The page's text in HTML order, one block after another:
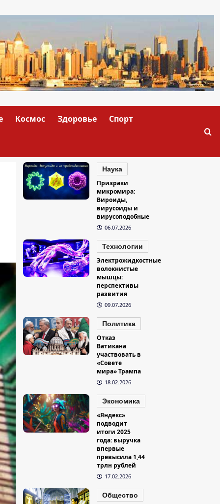
Космос Здоровье Спорт
Наука
Призраки
микромира:
Вироиды,
вирусоиды и
вирусоподобные
06.07.2026
Технологии
Электрожидкостные
волокнистые
мышцы:
перспективы
развития
09.07.2026
Политика
Отказ
Ватикана
участвовать в
«Совете
мира» Трампа
18.02.2026
Экономика
«Яндекс»
подводит
итоги 2025
года: выручка
впервые
превысила 1,44
трлн рублей
17.02.2026
Общество